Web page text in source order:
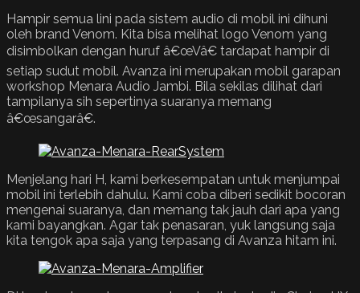
Hampir semua lini pada sistem audio di mobil ini dihuni
oleh brand Venom. Kita bisa melihat logo Venom yang
disimbolkan dengan huruf â€œVâ€ tardapat hampir di
setiap sudut mobil. Avanza ini merupakan mobil garapan
workshop Menara Audio Jambi. Bila sekilas dilihat dari
tampilanya sih sepertinya suaranya memang
â€œsangarâ€.
Menjelang hari H, kami berkesempatan untuk menjumpai
mobil ini terlebih dahulu. Kami coba diberi sedikit bocoran
mengenai suaranya, dan memang tak jauh dari apa yang
kami bayangkan. Agar tak penasaran, yuk langsung saja
kita tengok apa saja yang terpasang di Avanza hitam ini.